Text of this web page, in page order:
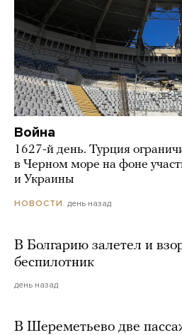
Война
1627-й день. Турция
в Черном море на фоне
и Украины
НОВОСТИ день назад
В Болгарию залетел и
беспилотник
день назад
В Шереметьево две